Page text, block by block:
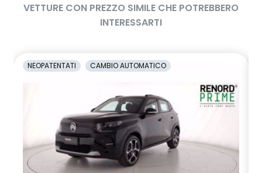
Volante regolabile in altezza e profondità
VETTURE CON PREZZO SIMILE CHE POTREBBERO
INTERESSARTI
NEOPATENTATI CAMBIO AUTOMATICO